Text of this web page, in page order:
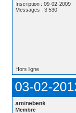
Inscription : 09-02-2009
Messages : 3 530
Hors ligne
03-02-
aminebenk
Membre